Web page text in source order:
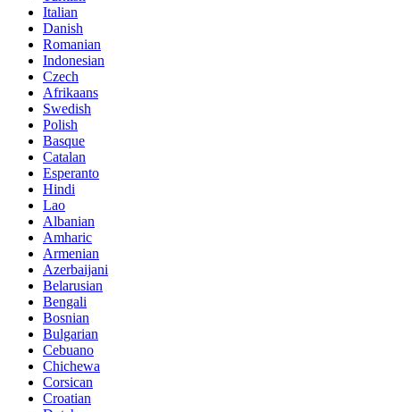
Italian
Danish
Romanian
Indonesian
Czech
Afrikaans
Swedish
Polish
Basque
Catalan
Esperanto
Hindi
Lao
Albanian
Amharic
Armenian
Azerbaijani
Belarusian
Bengali
Bosnian
Bulgarian
Cebuano
Chichewa
Corsican
Croatian